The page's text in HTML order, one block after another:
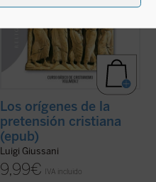
Los orígenes de la
pretensión cristiana
(epub)
Luigi Giussani
9,99€ IVA incluido